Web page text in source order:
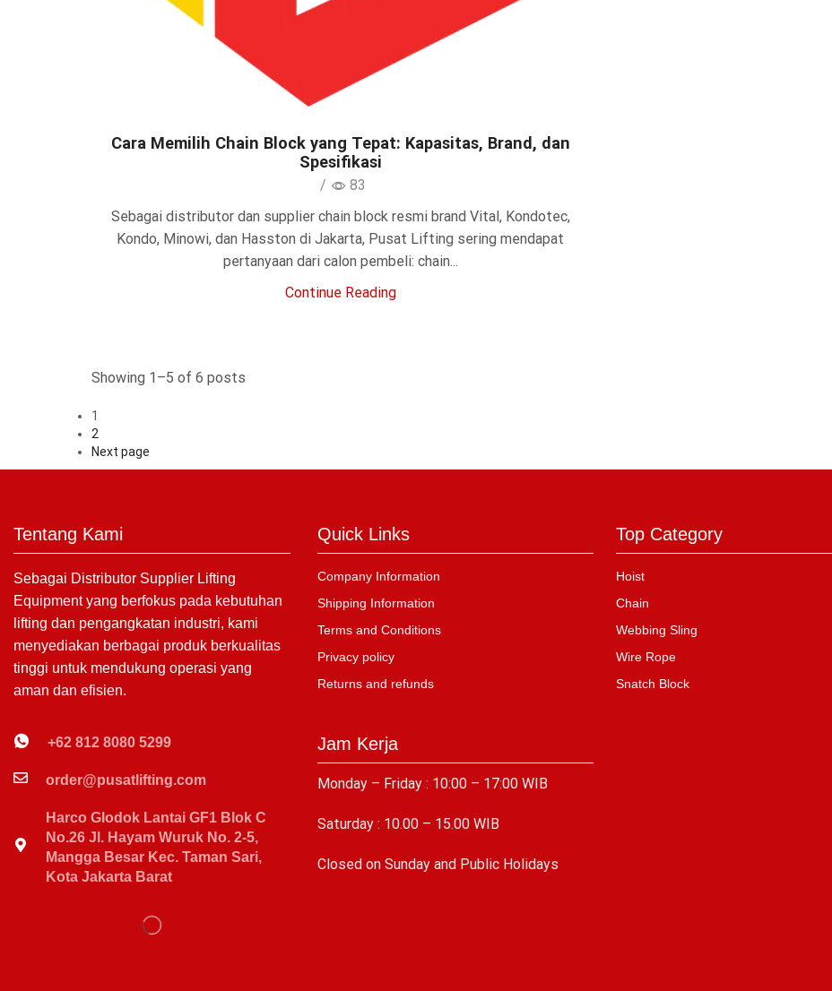
Cara Memilih Chain Block yang Tepat: Kapasitas, Brand, dan
Spesifikasi
/
83
Sebagai distributor dan supplier chain block resmi brand Vital, Kondotec,
Kondo, Minowi, dan Hasston di Jakarta, Pusat Lifting sering mendapat
pertanyaan dari calon pembeli: chain...
Continue Reading
Showing 1–5 of 6 posts
1
2
Next page
Tentang Kami
Sebagai Distributor Supplier Lifting
Equipment yang berfokus pada kebutuhan
lifting dan pengangkatan industri, kami
menyediakan berbagai produk berkualitas
tinggi untuk mendukung operasi yang
aman dan efisien.
+62 812 8080 5299
order@pusatlifting.com
Harco Glodok Lantai GF1 Blok C
No.26 Jl. Hayam Wuruk No. 2-5,
Mangga Besar Kec. Taman Sari,
Kota Jakarta Barat
Quick Links
Company Information
Shipping Information
Terms and Conditions
Privacy policy
Returns and refunds
Jam Kerja
Monday – Friday : 10:00 – 17:00 WIB
Saturday : 10.00 – 15.00 WIB
Closed on Sunday and Public Holidays
Top Category
Hoist
Chain
Webbing Sling
Wire Rope
Snatch Block